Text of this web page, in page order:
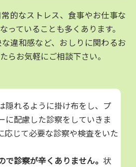
的なストレス、食事やお仕事な
っていることも多くあります。
違和感など、おしりに関わるお
らお気軽にご相談下さい。
隠れるように掛け布をし、プ
に配慮した診察をしていきま
応じて必要な診察や検査をいた
で診察が辛くありません。 状